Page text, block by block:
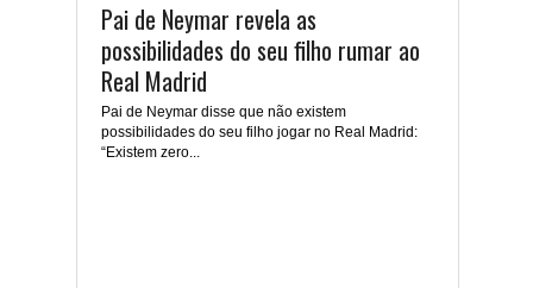
Pai de Neymar revela as
possibilidades do seu filho rumar ao
Real Madrid
Pai de Neymar disse que não existem
possibilidades do seu filho jogar no Real Madrid:
“Existem zero...